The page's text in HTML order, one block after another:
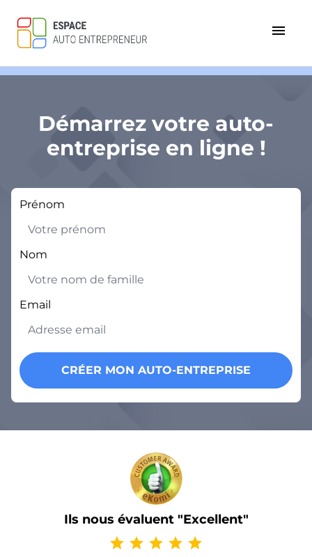
menu
Démarrez votre auto-
entreprise en ligne !
Prénom
Nom
Email
CRÉER MON AUTO-ENTREPRISE
Ils nous évaluent "Excellent"
star star star star star